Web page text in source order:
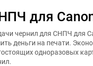
для
чернил для СНПЧ для
деньги на печати.
одноразовых